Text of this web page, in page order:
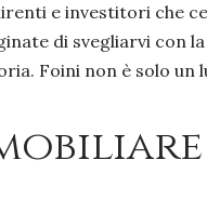
e investitori che
di svegliarvi con
Foini non è solo